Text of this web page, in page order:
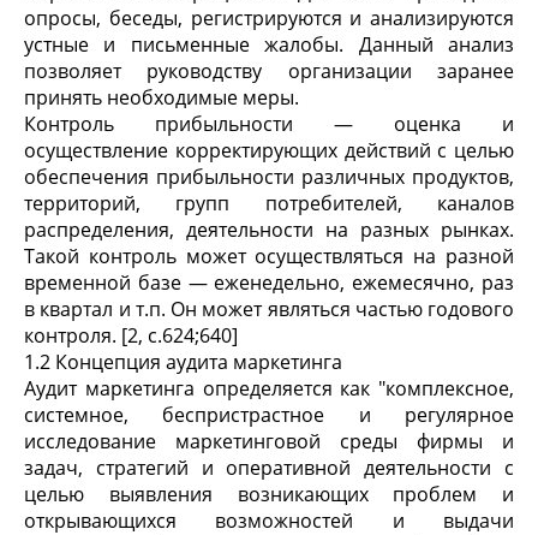
опросы, беседы, регистрируются и анализируются
устные и письменные жалобы. Данный анализ
позволяет руководству организации заранее
принять необходимые меры.
Контроль прибыльности — оценка и
осуществление корректирующих действий с целью
обеспечения прибыльности различных продуктов,
территорий, групп потребителей, каналов
распределения, деятельности на разных рынках.
Такой контроль может осуществляться на разной
временной базе — еженедельно, ежемесячно, раз
в квартал и т.п. Он может являться частью годового
контроля. [2, c.624;640]
1.2 Концепция аудита маркетинга
Аудит маркетинга определяется как "комплексное,
системное, беспристрастное и регулярное
исследование маркетинговой среды фирмы и
задач, стратегий и оперативной деятельности с
целью выявления возникающих проблем и
открывающихся возможностей и выдачи